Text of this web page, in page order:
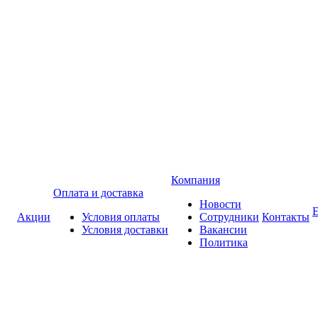
Акции
Оплата и доставка
Условия оплаты
Условия доставки
Компания
Новости
Сотрудники
Вакансии
Политика
Контакты